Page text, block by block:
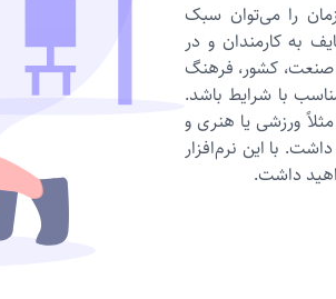
را می‌توان سبک
به کارمندان و در
کشور، فرهنگ
با شرایط باشد.
مثلاً ورزشی یا هنری و
با این نرم‌افزار
داشت.